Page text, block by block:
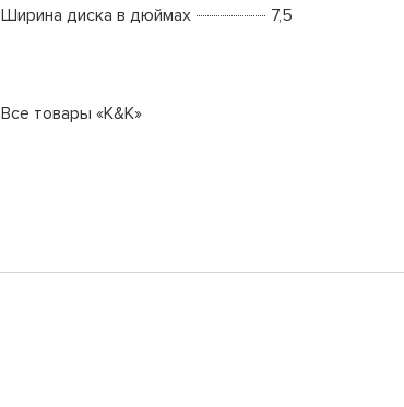
Ширина диска в дюймах
7,5
Все товары «K&K»